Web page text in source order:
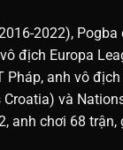
2022),
địch Europa
Pháp, anh vô
và
anh chơi 68